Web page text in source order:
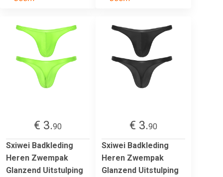
€ 3.90
Sxiwei Badkleding
Heren Zwempak
Glanzend Uitstulping
€ 3.90
Sxiwei Badkleding
Heren Zwempak
Glanzend Uitstulping